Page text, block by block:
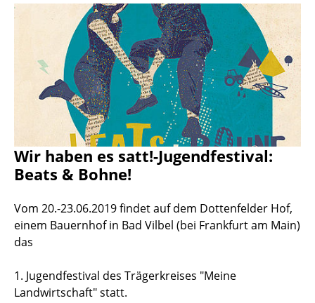
Wir haben es satt!-Jugendfestival:
Beats & Bohne!
Vom 20.-23.06.2019 findet auf dem Dottenfelder Hof,
einem Bauernhof in Bad Vilbel (bei Frankfurt am Main)
das
1. Jugendfestival des Trägerkreises "Meine
Landwirtschaft" statt.